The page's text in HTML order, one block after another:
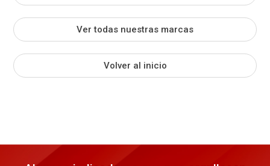
Ver todas nuestras marcas
Volver al inicio